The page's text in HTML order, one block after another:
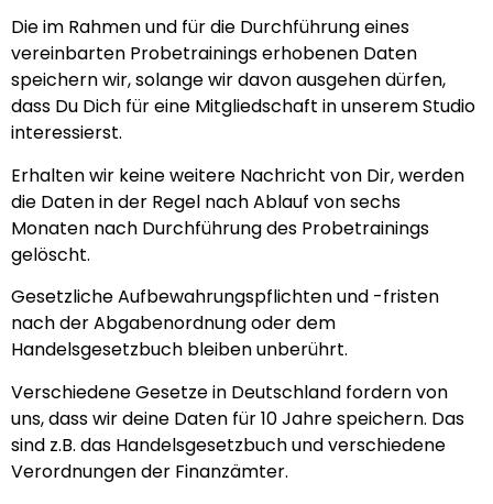
Die im Rahmen und für die Durchführung eines
vereinbarten Probetrainings erhobenen Daten
speichern wir, solange wir davon ausgehen dürfen,
dass Du Dich für eine Mitgliedschaft in unserem Studio
interessierst.
Erhalten wir keine weitere Nachricht von Dir, werden
die Daten in der Regel nach Ablauf von sechs
Monaten nach Durchführung des Probetrainings
gelöscht.
Gesetzliche Aufbewahrungspflichten und -fristen
nach der Abgabenordnung oder dem
Handelsgesetzbuch bleiben unberührt.
Verschiedene Gesetze in Deutschland fordern von
uns, dass wir deine Daten für 10 Jahre speichern. Das
sind z.B. das Handelsgesetzbuch und verschiedene
Verordnungen der Finanzämter.